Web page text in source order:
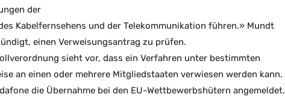
der
Kabelfernsehens und der Telekommunikation führen.» Mundt
einen Verweisungsantrag zu prüfen.
sieht vor, dass ein Verfahren unter bestimmten
an einen oder mehrere Mitgliedstaaten verwiesen werden kann.
die Übernahme bei den EU-Wettbewerbshütern angemeldet.